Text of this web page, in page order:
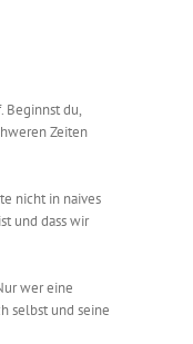
Beginnst du,
Zeiten
nicht in naives
und dass wir
wer eine
selbst und seine